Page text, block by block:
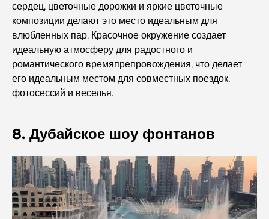
Детский сад в районе Dubai Hills: руководство для
родителей
Лучшие кафе в центре Дубая: полный путеводитель
для любителей кофе.
Самые дорогие автомобили Mercedes, когда-либо
Переезд в Дубай из Австралии: полное руководство по
Роскошное ночное сафари по пустыне в Дубае: отдых
премиум-класса
сердец, цветочные дорожки и яркие цветочные
композиции делают это место идеальным для
влюбленных пар. Красочное окружение создает
идеальную атмосферу для радостного и
романтического времяпрепровождения, что делает
его идеальным местом для совместных поездок,
фотосессий и веселья.
8. Дубайское шоу фонтанов